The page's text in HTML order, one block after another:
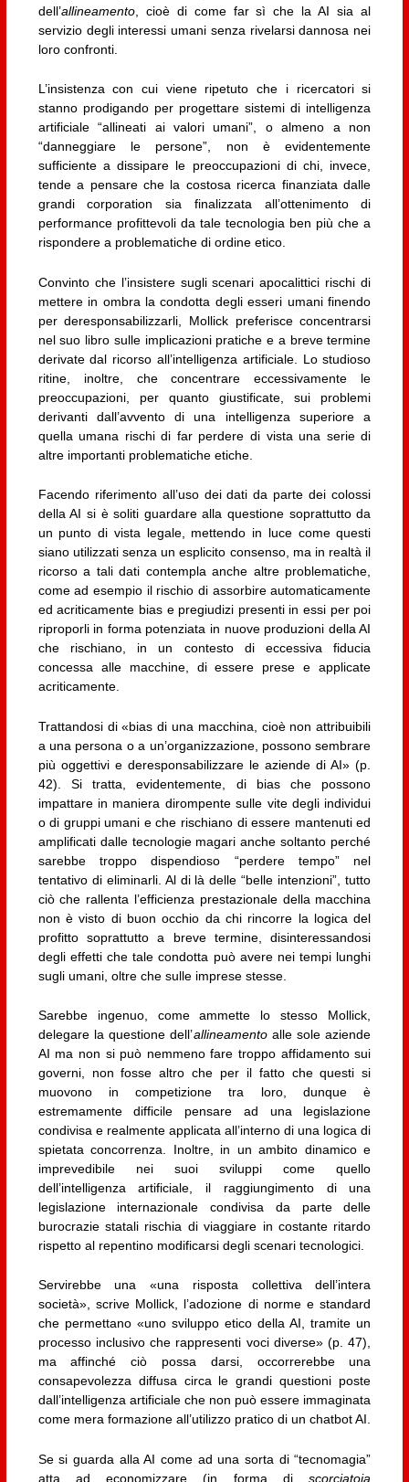
dell’allineamento, cioè di come far sì che la AI sia al
servizio degli interessi umani senza rivelarsi dannosa nei
loro confronti.
L’insistenza con cui viene ripetuto che i ricercatori si
stanno prodigando per progettare sistemi di intelligenza
artificiale “allineati ai valori umani”, o almeno a non
“danneggiare le persone”, non è evidentemente
sufficiente a dissipare le preoccupazioni di chi, invece,
tende a pensare che la costosa ricerca finanziata dalle
grandi corporation sia finalizzata all’ottenimento di
performance profittevoli da tale tecnologia ben più che a
rispondere a problematiche di ordine etico.
Convinto che l’insistere sugli scenari apocalittici rischi di
mettere in ombra la condotta degli esseri umani finendo
per deresponsabilizzarli, Mollick preferisce concentrarsi
nel suo libro sulle implicazioni pratiche e a breve termine
derivate dal ricorso all’intelligenza artificiale. Lo studioso
ritine, inoltre, che concentrare eccessivamente le
preoccupazioni, per quanto giustificate, sui problemi
derivanti dall’avvento di una intelligenza superiore a
quella umana rischi di far perdere di vista una serie di
altre importanti problematiche etiche.
Facendo riferimento all’uso dei dati da parte dei colossi
della AI si è soliti guardare alla questione soprattutto da
un punto di vista legale, mettendo in luce come questi
siano utilizzati senza un esplicito consenso, ma in realtà il
ricorso a tali dati contempla anche altre problematiche,
come ad esempio il rischio di assorbire automaticamente
ed acriticamente bias e pregiudizi presenti in essi per poi
riproporli in forma potenziata in nuove produzioni della AI
che rischiano, in un contesto di eccessiva fiducia
concessa alle macchine, di essere prese e applicate
acriticamente.
Trattandosi di «bias di una macchina, cioè non attribuibili
a una persona o a un’organizzazione, possono sembrare
più oggettivi e deresponsabilizzare le aziende di AI» (p.
42). Si tratta, evidentemente, di bias che possono
impattare in maniera dirompente sulle vite degli individui
o di gruppi umani e che rischiano di essere mantenuti ed
amplificati dalle tecnologie magari anche soltanto perché
sarebbe troppo dispendioso “perdere tempo” nel
tentativo di eliminarli. Al di là delle “belle intenzioni”, tutto
ciò che rallenta l’efficienza prestazionale della macchina
non è visto di buon occhio da chi rincorre la logica del
profitto soprattutto a breve termine, disinteressandosi
degli effetti che tale condotta può avere nei tempi lunghi
sugli umani, oltre che sulle imprese stesse.
Sarebbe ingenuo, come ammette lo stesso Mollick,
delegare la questione dell’allineamentoalle sole aziende
AI ma non si può nemmeno fare troppo affidamento sui
governi, non fosse altro che per il fatto che questi si
muovono in competizione tra loro, dunque è
estremamente difficile pensare ad una legislazione
condivisa e realmente applicata all’interno di una logica di
spietata concorrenza. Inoltre, in un ambito dinamico e
imprevedibile nei suoi sviluppi come quello
dell’intelligenza artificiale, il raggiungimento di una
legislazione internazionale condivisa da parte delle
burocrazie statali rischia di viaggiare in costante ritardo
rispetto al repentino modificarsi degli scenari tecnologici.
Servirebbe una «una risposta collettiva dell’intera
società», scrive Mollick, l’adozione di norme e standard
che permettano «uno sviluppo etico della AI, tramite un
processo inclusivo che rappresenti voci diverse» (p. 47),
ma affinché ciò possa darsi, occorrerebbe una
consapevolezza diffusa circa le grandi questioni poste
dall’intelligenza artificiale che non può essere immaginata
come mera formazione all’utilizzo pratico di un chatbot AI.
Se si guarda alla AI come ad una sorta di “tecnomagia”
atta ad economizzare (in forma discorciatoia